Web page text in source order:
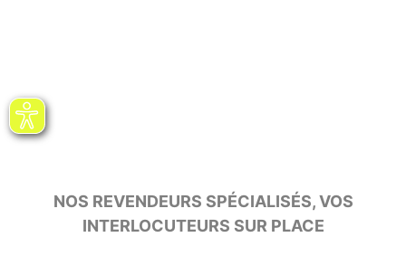
NOS REVENDEURS SPÉCIALISÉS, VOS
INTERLOCUTEURS SUR PLACE